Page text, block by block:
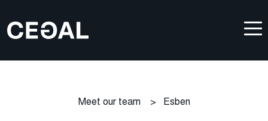
Meet our team > Esben